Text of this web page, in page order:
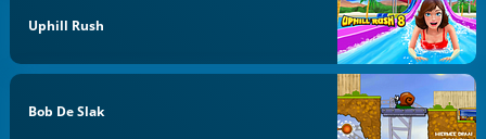
Uphill Rush
Bob De Slak